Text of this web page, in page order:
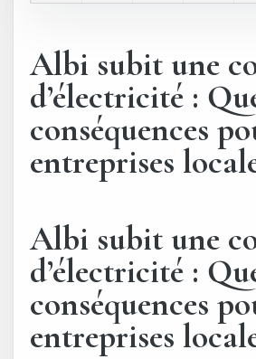
Albi subit une
d’électricité :
conséquences
entreprises
Albi subit une
d’électricité :
conséquences
entreprises